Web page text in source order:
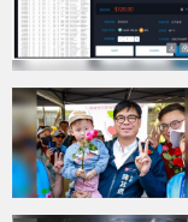
{PLAYICON}